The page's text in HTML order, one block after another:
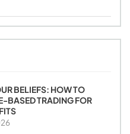
BELIEFS: HOW TO
BASED TRADING FOR